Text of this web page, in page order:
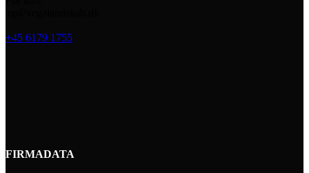
+45 6179 1755
FIRMADATA